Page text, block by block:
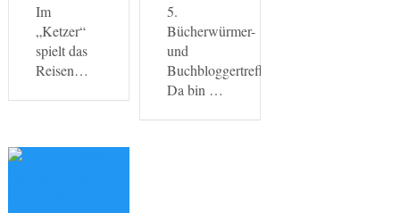
Im
„Ketzer“
spielt das
Reisen…
5.
Bücherwürmer-
und
Buchbloggertreffen:
Da bin …